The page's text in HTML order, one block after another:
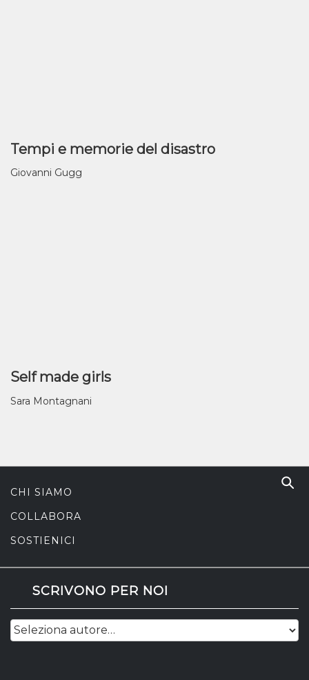
Tempi e memorie del disastro
Giovanni Gugg
Self made girls
Sara Montagnani
CHI SIAMO
COLLABORA
SOSTIENICI
SCRIVONO PER NOI